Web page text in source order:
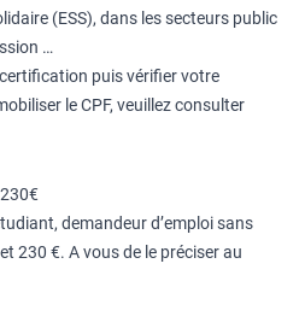
(ESS), dans les secteurs public
…
puis vérifier votre
le CPF, veuillez consulter
demandeur d’emploi sans
230 €. A vous de le préciser au